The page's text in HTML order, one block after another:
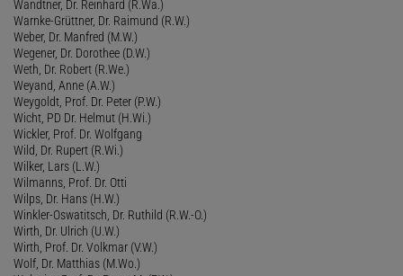
Wandtner, Dr. Reinhard (R.Wa.)
Warnke-Grüttner, Dr. Raimund (R.W.)
Weber, Dr. Manfred (M.W.)
Wegener, Dr. Dorothee (D.W.)
Weth, Dr. Robert (R.We.)
Weyand, Anne (A.W.)
Weygoldt, Prof. Dr. Peter (P.W.)
Wicht, PD Dr. Helmut (H.Wi.)
Wickler, Prof. Dr. Wolfgang
Wild, Dr. Rupert (R.Wi.)
Wilker, Lars (L.W.)
Wilmanns, Prof. Dr. Otti
Wilps, Dr. Hans (H.W.)
Winkler-Oswatitsch, Dr. Ruthild (R.W.-O.)
Wirth, Dr. Ulrich (U.W.)
Wirth, Prof. Dr. Volkmar (V.W.)
Wolf, Dr. Matthias (M.Wo.)